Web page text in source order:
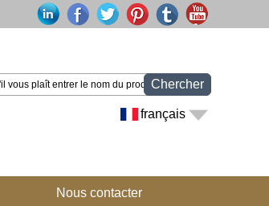
Chercher
français
Nous contacter